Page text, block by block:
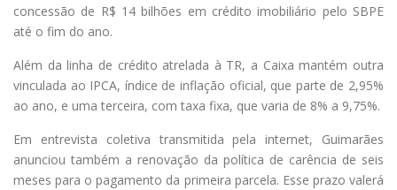
concessão de R$ 14 bilhões em crédito imobiliário pelo SBPE
até o fim do ano.
Além da linha de crédito atrelada à TR, a Caixa mantém outra
vinculada ao IPCA, índice de inflação oficial, que parte de 2,95%
ao ano, e uma terceira, com taxa fixa, que varia de 8% a 9,75%.
Em entrevista coletiva transmitida pela internet, Guimarães
anunciou também a renovação da política de carência de seis
meses para o pagamento da primeira parcela. Esse prazo valerá